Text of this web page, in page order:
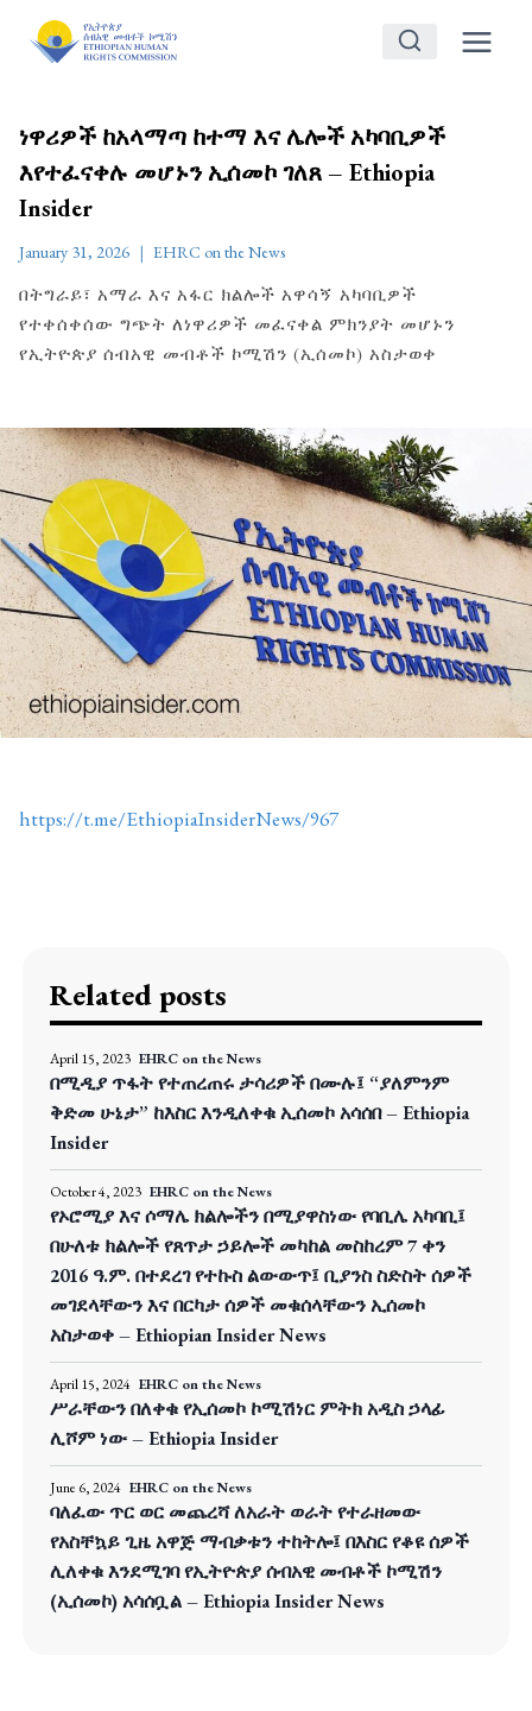
ነዋሪዎች ከአላማጣ ከተማ እና ሌሎች አካባቢዎች
እየተፈናቀሉ መሆኑን ኢሰመኮ ገለጸ – Ethiopia
Insider
January 31, 2026 EHRC on the News
በትግራይ፣ አማራ እና አፋር ክልሎች አዋሳኝ አካባቢዎች
የተቀሰቀሰው ግጭት ለነዋሪዎች መፈናቀል ምክንያት መሆኑን
የኢትዮጵያ ሰብአዊ መብቶች ኮሚሽን (ኢሰመኮ) አስታወቀ
https://t.me/EthiopiaInsiderNews/967
Related posts
April 15, 2023 EHRC on the News
በሚዲያ ጥፋት የተጠረጠሩ ታሳሪዎች በሙሉ፤ “ያለምንም
ቅድመ ሁኔታ” ከእስር እንዲለቀቁ ኢሰመኮ አሳሰበ – Ethiopia
Insider
October 4, 2023 EHRC on the News
የኦሮሚያ እና ሶማሌ ክልሎችን በሚያዋስነው የባቢሌ አካባቢ፤
በሁለቱ ክልሎች የጸጥታ ኃይሎች መካከል መስከረም 7 ቀን
2016 ዓ.ም. በተደረገ የተኩስ ልውውጥ፤ ቢያንስ ስድስት ሰዎች
መገደላቸውን እና በርካታ ሰዎች መቁሰላቸውን ኢሰመኮ
አስታወቀ – Ethiopian Insider News
April 15, 2024 EHRC on the News
ሥራቸውን በለቀቁ የኢሰመኮ ኮሚሽነር ምትክ አዲስ ኃላፊ
ሊሾም ነው – Ethiopia Insider
June 6, 2024 EHRC on the News
ባለፈው ጥር ወር መጨረሻ ለአራት ወራት የተራዘመው
የአስቸኳይ ጊዜ አዋጅ ማብቃቱን ተከትሎ፤ በእስር የቆዩ ሰዎች
ሊለቀቁ እንደሚገባ የኢትዮጵያ ሰብአዊ መብቶች ኮሚሽን
(ኢሰመኮ) አሳሰቧል – Ethiopia Insider News